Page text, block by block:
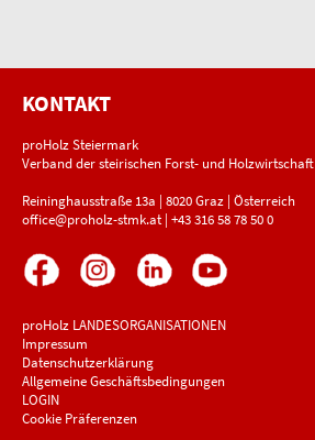
KONTAKT
proHolz Steiermark
Verband der steirischen Forst- und Holzwirtschaft
Reininghausstraße 13a | 8020 Graz | Österreich
office@proholz-stmk.at| +43 316 58 78 50 0
proHolz LANDESORGANISATIONEN
Impressum
Datenschutzerklärung
Allgemeine Geschäftsbedingungen
LOGIN
Cookie Präferenzen